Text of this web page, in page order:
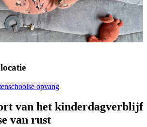
opvang
van het kinderdagverblijf
van rust